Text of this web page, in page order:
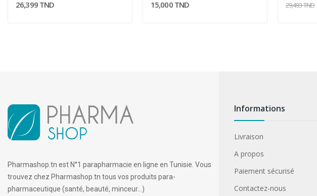
26,399 TND 15,000 TND 29,493 TND
Pharmashop.tn est N°1 parapharmacie en ligne en Tunisie. Vous
trouvez chez Pharmashop.tn tous vos produits para-
pharmaceutique (santé, beauté, minceur...)
Informations
Livraison
A propos
Paiement sécurisé
Contactez-nous